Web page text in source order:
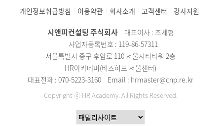
개인정보취급방침 이용약관 회사소개 고객센터 강사지원
시앤피컨설팅 주식회사
대표이사 : 조세형
사업자등록번호 : 119-86-57311
서울특별시 중구 후암로 110 서울시티타워 2층
HR아카데미(비즈허브 서울센터)
대표전화 : 070-5223-3160
Email : hrmaster@cnp.re.kr
Copyright ⓒ HR Academy. All Rights Reserved.